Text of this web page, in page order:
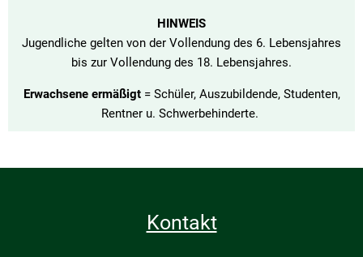
HINWEIS
Jugendliche gelten von der Vollendung des 6. Lebensjahres
bis zur Vollendung des 18. Lebensjahres.
Erwachsene ermäßigt= Schüler, Auszubildende, Studenten,
Rentner u. Schwerbehinderte.
Kontakt